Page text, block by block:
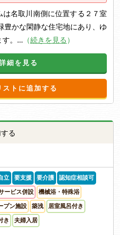
名取川南側に位置する２７室
豊かな閑静な住宅地にあり、ゆ
す。... （続きを見る ）
細を見る
ストに追加する
る
立 要支援 要介護 認知症相談可
ービス併設 機械浴・特殊浴
プン施設 築浅 居室風呂付き
き 夫婦入居